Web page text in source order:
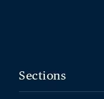
Sections